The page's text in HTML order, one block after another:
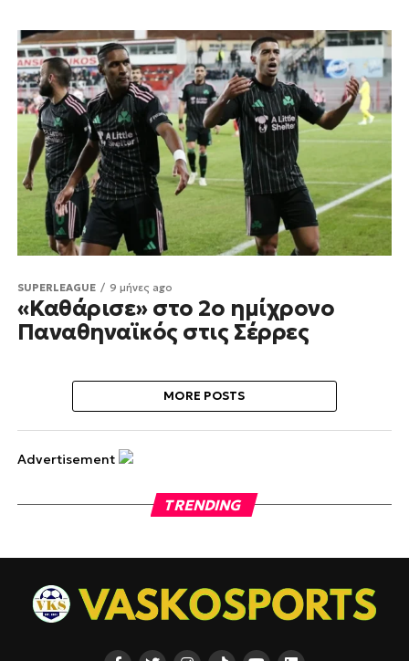
SUPERLEAGUE 9 μήνες ago
«Καθάρισε» στο 2ο ημίχρονο
Παναθηναϊκός στις Σέρρες
MORE POSTS
Advertisement
TRENDING